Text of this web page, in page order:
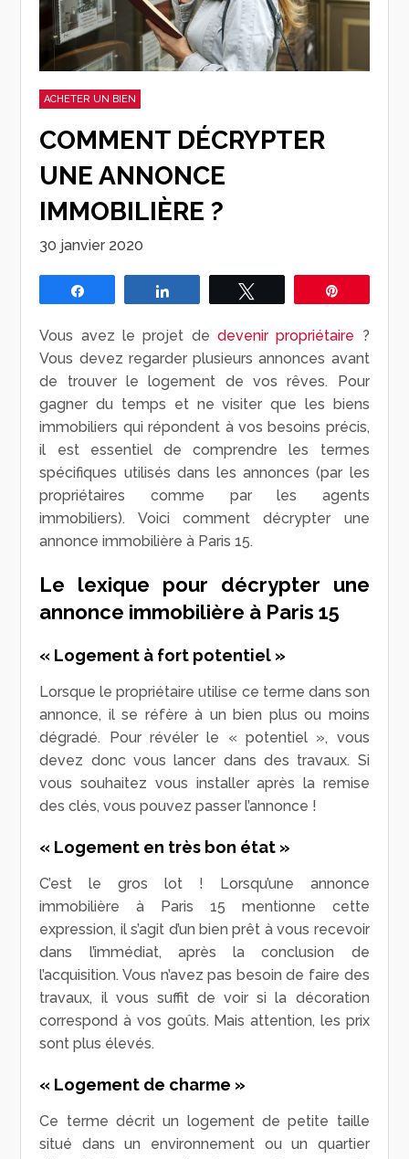
ACHETER UN BIEN
COMMENT DÉCRYPTER
UNE ANNONCE
IMMOBILIÈRE ?
30 janvier 2020
Vous avez le projet de devenir propriétaire ?
Vous devez regarder plusieurs annonces avant
de trouver le logement de vos rêves. Pour
gagner du temps et ne visiter que les biens
immobiliers qui répondent à vos besoins précis,
il est essentiel de comprendre les termes
spécifiques utilisés dans les annonces (par les
propriétaires comme par les agents
immobiliers). Voici comment décrypter une
annonce immobilière à Paris 15.
Le lexique pour décrypter une
annonce immobilière à Paris 15
« Logement à fort potentiel »
Lorsque le propriétaire utilise ce terme dans son
annonce, il se réfère à un bien plus ou moins
dégradé. Pour révéler le « potentiel », vous
devez donc vous lancer dans des travaux. Si
vous souhaitez vous installer après la remise
des clés, vous pouvez passer l’annonce !
« Logement en très bon état »
C’est le gros lot ! Lorsqu’une annonce
immobilière à Paris 15 mentionne cette
expression, il s’agit d’un bien prêt à vous recevoir
dans l’immédiat, après la conclusion de
l’acquisition. Vous n’avez pas besoin de faire des
travaux, il vous suffit de voir si la décoration
correspond à vos goûts. Mais attention, les prix
sont plus élevés.
« Logement de charme »
Ce terme décrit un logement de petite taille
situé dans un environnement ou un quartier